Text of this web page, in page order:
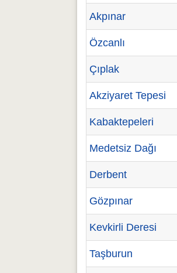
Akpınar
Özcanlı
Çıplak
Akziyaret Tepesi
Kabaktepeleri
Medetsiz Dağı
Derbent
Gözpınar
Kevkirli Deresi
Taşburun